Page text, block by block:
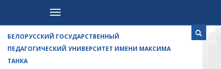
Посетителям
БЕЛОРУССКИЙ ГОСУДАРСТВЕННЫЙ
ПЕДАГОГИЧЕСКИЙ УНИВЕРСИТЕТ ИМЕНИ МАКСИМА
ТАНКА